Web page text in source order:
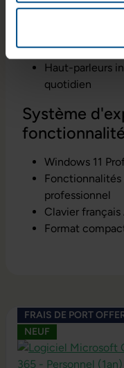
Webcam
Haut-parleurs
quotidien
Système
Windows 11
Fonctionnalités
professionnel
Clavier français
Format
Ignorer la galerie de
FRAIS DE PORT
NEUF